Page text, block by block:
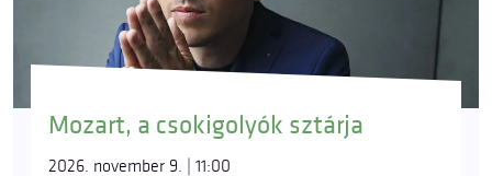
Mozart, a csokigolyók sztárja
2026. november 9. | 11:00